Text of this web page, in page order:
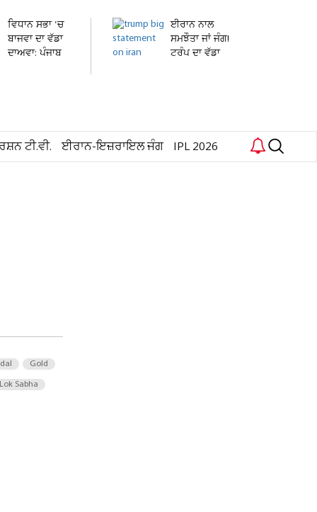
ਵਿਧਾਨ ਸਭਾ 'ਚ
ਬਾਜਵਾ ਦਾ ਵੱਡਾ
ਦਾਅਵਾ: ਪੰਜਾਬ
ਈਰਾਨ ਨਾਲ
ਸਮਝੌਤਾ ਜਾਂ ਜੰਗ!
ਟਰੰਪ ਦਾ ਵੱਡਾ
ਟੀ.ਵੀ. ਈਰਾਨ-ਇਜ਼ਰਾਇਲ ਜੰਗ IPL 2026
Gold
Lok Sabha